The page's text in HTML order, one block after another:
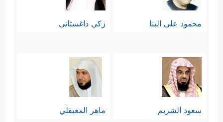
محمود علي البنا زكي داغستاني
سعود الشريم ماهر المعيقلي